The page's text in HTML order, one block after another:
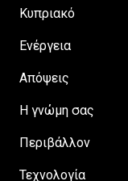
Κυπριακό
Ενέργεια
Απόψεις
H γνώμη σας
Περιβάλλον
Τεχνολογία